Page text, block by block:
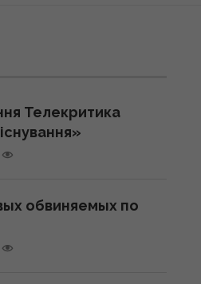
Телекритика
обвиняемых по